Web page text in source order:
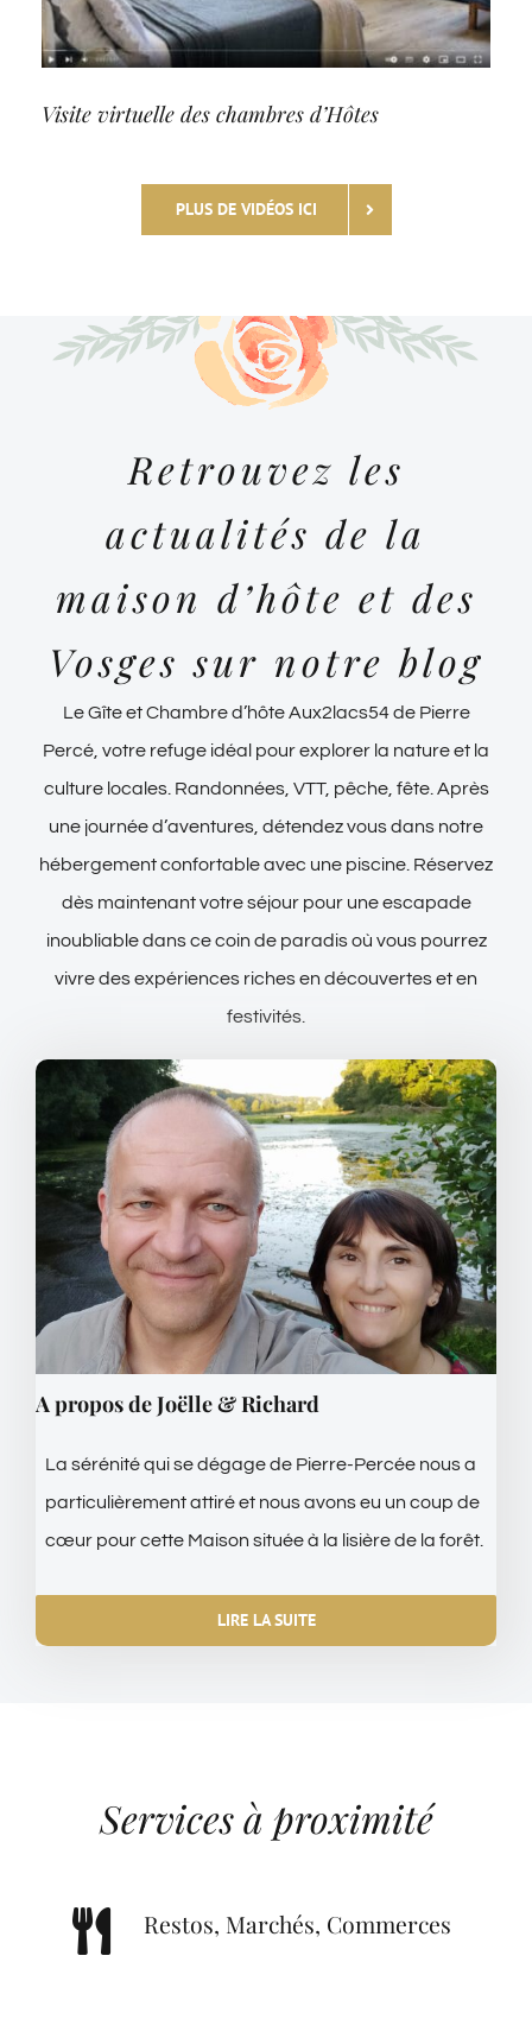
Visite virtuelle des chambres d’Hôtes
PLUS DE VIDÉOS ICI
Retrouvez les
actualités de la
maison d’hôte et des
Vosges sur notre blog
Le Gîte et Chambre d’hôte Aux2lacs54 de Pierre
Percé, votre refuge idéal pour explorer la nature et la
culture locales. Randonnées, VTT, pêche, fête. Après
une journée d’aventures, détendez vous dans notre
hébergement confortable avec une piscine. Réservez
dès maintenant votre séjour pour une escapade
inoubliable dans ce coin de paradis où vous pourrez
vivre des expériences riches en découvertes et en
festivités.
A propos de Joëlle & Richard
La sérénité qui se dégage de Pierre-Percée nous a
particulièrement attiré et nous avons eu un coup de
cœur pour cette Maison située à la lisière de la forêt.
LIRE LA SUITE
Services à proximité
Restos, Marchés, Commerces